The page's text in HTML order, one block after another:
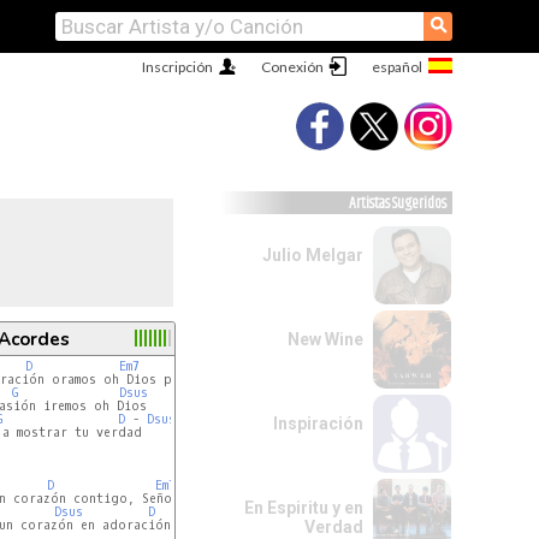
⚲
Conexión
Inscripción
F
nación.
a mostrar tu
D Em7
oramos oh Dios por nuestra nación
G
Dsus
iremos oh Dios
D - Dsus
mostrar tu verdad
D
Em7
Dsus
D
corazón en adoración
Artistas Sugeridos
Julio Melgar
New Wine
Inspiración
En Espiritu y en
Verdad